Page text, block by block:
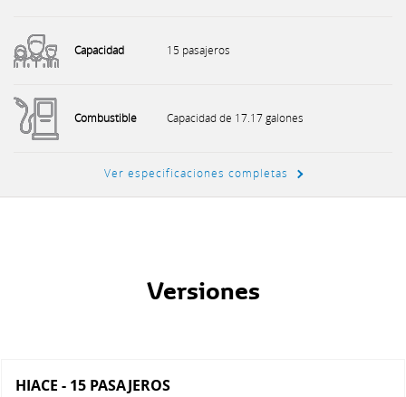
Capacidad 15 pasajeros
Combustible Capacidad de 17.17 galones
Ver especificaciones completas
Versiones
HIACE - 15 PASAJEROS